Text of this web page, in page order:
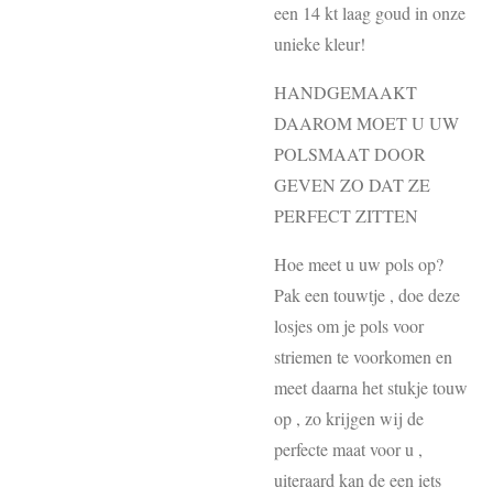
een 14 kt laag goud in onze
unieke kleur!
HANDGEMAAKT
DAAROM MOET U UW
POLSMAAT DOOR
GEVEN ZO DAT ZE
PERFECT ZITTEN
Hoe meet u uw pols op?
Pak een touwtje , doe deze
losjes om je pols voor
striemen te voorkomen en
meet daarna het stukje touw
op , zo krijgen wij de
perfecte maat voor u ,
uiteraard kan de een iets